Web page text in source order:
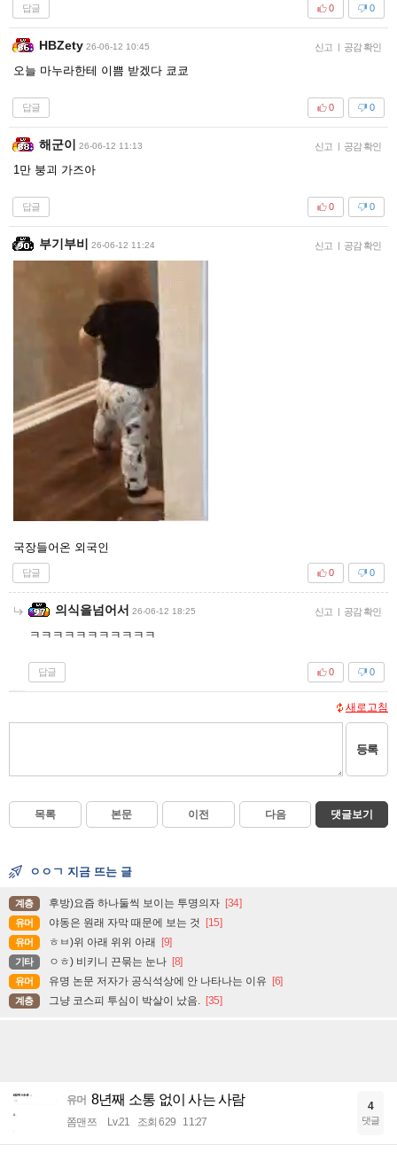
답글 0
0
HBZety 26-06-12 10:45 신고 | 공감 확인
오늘 마누라한테 이쁨 받겠다 쿄쿄
답글 0
0
해군이 26-06-12 11:13 신고 | 공감 확인
1만 붕괴 가즈아
답글 0
0
부기부비 26-06-12 11:24 신고 | 공감 확인
국장들어온 외국인
답글 0
0
의식을넘어서 26-06-12 18:25 신고 | 공감 확인
ㅋㅋㅋㅋㅋㅋㅋㅋㅋㅋㅋ
답글 0
0
새로고침
등록
목록 본문 이전 다음 댓글보기
ㅇㅇㄱ 지금 뜨는 글
계층 후방)요즘 하나둘씩 보이는 투명의자 [34]
유머 야동은 원래 자막 때문에 보는 것 [15]
유머 ㅎㅂ)위 아래 위위 아래 [9]
기타 ㅇㅎ) 비키니 끈묶는 눈나 [8]
유머 유명 논문 저자가 공식석상에 안 나타나는 이유 [6]
계층 그냥 코스피 투심이 박살이 났음. [35]
유머 8년째 소통 없이 사는 사람
쫌맨쯔 Lv.21 조회 629 11:27
4
댓글